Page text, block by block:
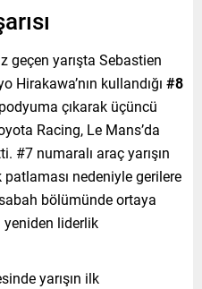
geçen yarışta Sebastien
Hirakawa’nın kullandığı #8
çıkarak üçüncü
Racing, Le Mans’da
#7 numaralı araç yarışın
nedeniyle gerilere
bölümünde ortaya
liderlik
yarışın ilk